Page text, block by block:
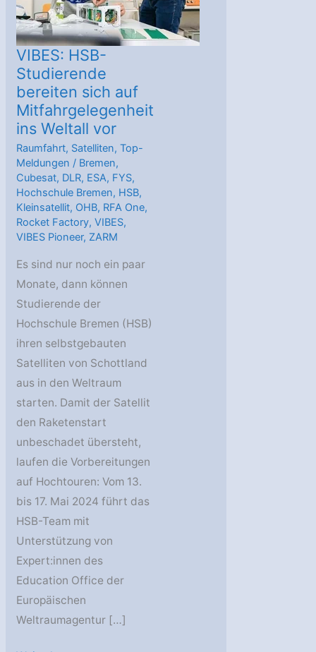
VIBES: HSB-
Studierende
bereiten sich auf
Mitfahrgelegenheit
ins Weltall vor
Raumfahrt, Satelliten,Top-
Meldungen / Bremen,
Cubesat, DLR, ESA, FYS,
Hochschule Bremen, HSB,
Kleinsatellit, OHB, RFA One,
Rocket Factory,VIBES,
VIBES Pioneer, ZARM
Es sind nur noch ein paar
Monate, dann können
Studierende der
Hochschule Bremen (HSB)
ihren selbstgebauten
Satelliten von Schottland
aus in den Weltraum
starten. Damit der Satellit
den Raketenstart
unbeschadet übersteht,
laufen die Vorbereitungen
auf Hochtouren: Vom 13.
bis 17. Mai 2024 führt das
HSB-Team mit
Unterstützung von
Expert:innen des
Education Office der
Europäischen
Weltraumagentur […]